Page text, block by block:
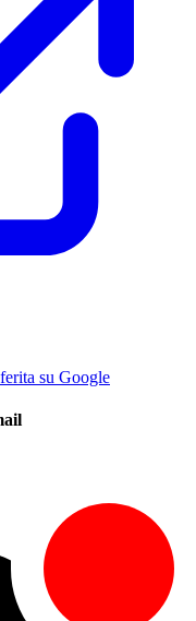
su Google